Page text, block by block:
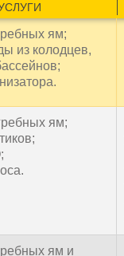
ям;
из колодцев,
ям;
ям и